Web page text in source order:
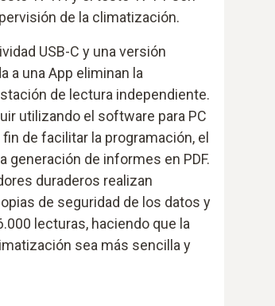
de la climatización.
USB-C y una versión
a una App eliminan la
de lectura independiente.
utilizando el software para PC
de facilitar la programación, el
generación de informes en PDF.
duraderos realizan
de seguridad de los datos y
lecturas, haciendo que la
sea más sencilla y